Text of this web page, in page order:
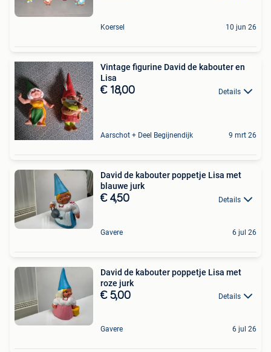
Koersel 10 jun 26
Vintage figurine David de kabouter en
Lisa
€ 18,00 Details
Aarschot + Deel Begijnendijk 9 mrt 26
David de kabouter poppetje Lisa met
blauwe jurk
€ 4,50 Details
Gavere 6 jul 26
David de kabouter poppetje Lisa met
roze jurk
€ 5,00 Details
Gavere 6 jul 26